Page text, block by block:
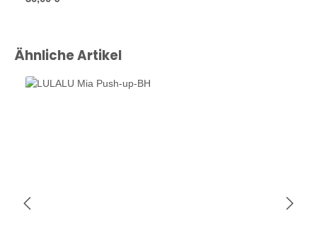
Produktgalerie überspringen
Ähnliche Artikel